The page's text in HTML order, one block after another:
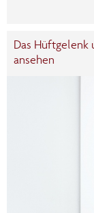
Das Hüftgelenk
ansehen